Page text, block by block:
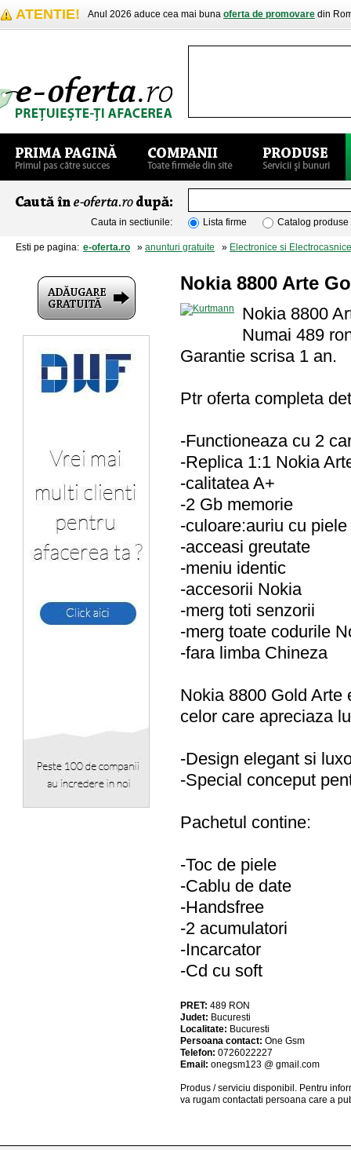
ATENTIE! Anul 2026 aduce cea mai buna oferta de promovare din
Cauta in sectiunile: Lista firme Catalog produse
Esti pe pagina: e-oferta.ro » anunturi gratuite » Electronice si Electrocasnice
Nokia 8800 Arte
Nokia 8800
Numai 489
Garantie scrisa 1 an.
Ptr oferta completa
-Functioneaza cu 2
-Replica 1:1 Nokia
-calitatea A+
-2 Gb memorie
-culoare:auriu cu
-acceasi greutate
-meniu identic
-accesorii Nokia
-merg toti senzorii
-merg toate codurile
-fara limba Chineza
Nokia 8800 Gold Arte
celor care apreciaza
-Design elegant si
-Special conceput
Pachetul contine:
-Toc de piele
-Cablu de date
-Handsfree
-2 acumulatori
-Incarcator
-Cd cu soft
PRET: 489 RON
Judet: Bucuresti
Localitate: Bucuresti
Persoana contact: One Gsm
Telefon: 0726022227
Email: onegsm123 @ gmail.com
Produs / serviciu disponibil . Pentru
va rugam contactati persoana care a